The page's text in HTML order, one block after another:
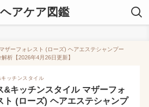
ヘアケア図鑑
ザーフォレスト (ローズ) ヘアエステシャンプー
析【2026年4月26日更新】
キッチンスタイル
&キッチンスタイル マザーフォ
ト (ローズ) ヘアエステシャンプ